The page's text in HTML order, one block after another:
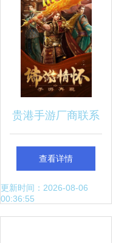
贵港手游厂商联系
方式与游戏加盟招
商指南 网游软件开
查看详情
更新时间：2026-08-06
00:36:55